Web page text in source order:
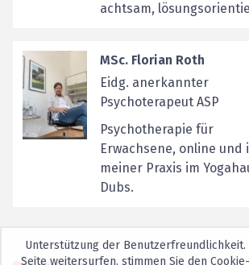
achtsam,
MSc. Florian Roth
Eidg. anerkannter
Psychoterapeut ASP
Psychotherapie für
Erwachsene, online und
meiner Praxis im
Dubs.
Unterstützung der Benutzerfreundlichkeit.
Seite weitersurfen, stimmen Sie den